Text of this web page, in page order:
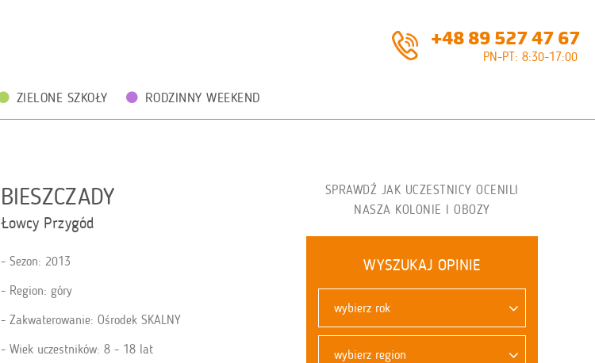
+48 89 527 47 67
PN-PT: 8:30-17:00
ZIELONE SZKOŁY RODZINNY WEEKEND
BIESZCZADY
Łowcy Przygód
Sezon: 2013
Region: góry
Zakwaterowanie: Ośrodek SKALNY
Wiek uczestników: 8 - 18 lat
SPRAWDŹ JAK UCZESTNICY OCENILI
NASZA KOLONIE I OBOZY
WYSZUKAJ OPINIE
wybierz rok
wybierz region